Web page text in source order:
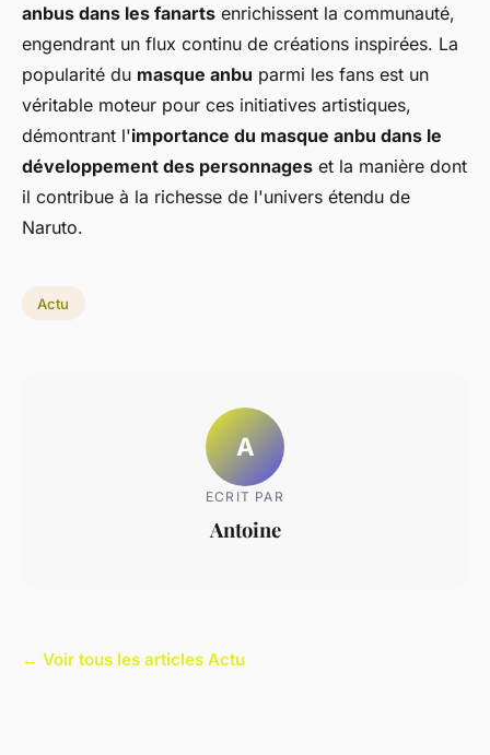
anbus dans les fanarts enrichissent la communauté,
engendrant un flux continu de créations inspirées. La
popularité du masque anbu parmi les fans est un
véritable moteur pour ces initiatives artistiques,
démontrant l'importance du masque anbu dans le
développement des personnages et la manière dont
il contribue à la richesse de l'univers étendu de
Naruto.
Actu
A
ECRIT PAR
Antoine
← Voir tous les articles Actu